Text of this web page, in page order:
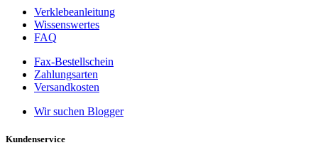
Verklebeanleitung
Wissenswertes
FAQ
Fax-Bestellschein
Zahlungsarten
Versandkosten
Wir suchen Blogger
Kundenservice